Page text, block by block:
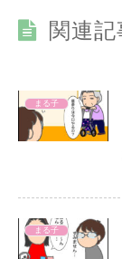
関連記
まる子
まる子